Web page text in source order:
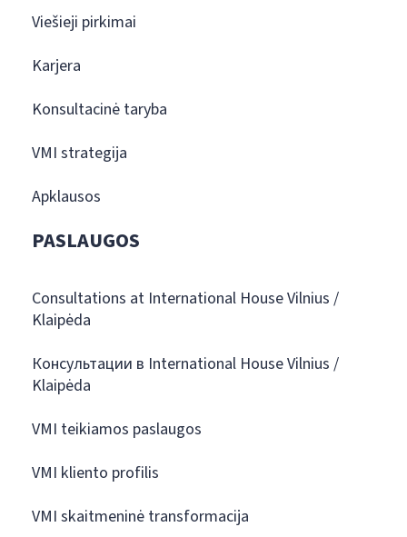
Viešieji pirkimai
Karjera
Konsultacinė taryba
VMI strategija
Apklausos
PASLAUGOS
Consultations at International House Vilnius /
Klaipėda
Консультации в International House Vilnius /
Klaipėda
VMI teikiamos paslaugos
VMI kliento profilis
VMI skaitmeninė transformacija